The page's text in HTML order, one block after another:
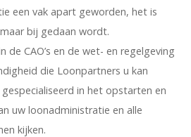
een vak apart geworden, het is
bij gedaan wordt.
de CAO’s en de wet- en regelgeving
die Loonpartners u kan
in het opstarten en
uw loonadministratie en alle
kijken.